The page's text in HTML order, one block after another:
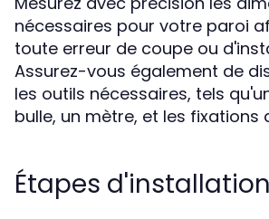
nécessaires pour votre paroi
toute erreur de coupe ou
Assurez-vous également de
les outils nécessaires, tels
bulle, un mètre, et les fixations
Étapes d'installation